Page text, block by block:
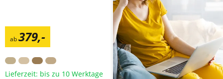
ab379,-
Lieferzeit: bis zu 10 Werktage